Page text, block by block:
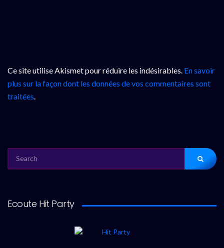
Ce site utilise Akismet pour réduire les indésirables. En savoir
plus sur la façon dont les données de vos commentaires sont
traitées.
FOR:
Ecoute Hit Party